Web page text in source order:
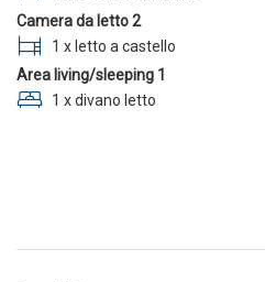
Camera da letto 2
1 x letto a castello
Area living/sleeping 1
1 x divano letto